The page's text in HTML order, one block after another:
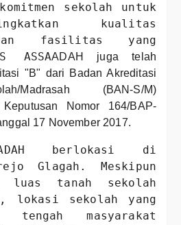
sekolah untuk
kualitas
fasilitas yang
ASSAADAH juga telah
"B" dari Badan Akreditasi
Madrasah (BAN-S/M)
Nomor 164/BAP-
17 November 2017.
berlokasi di
Glagah. Meskipun
luas tanah sekolah
lokasi sekolah yang
masyarakat